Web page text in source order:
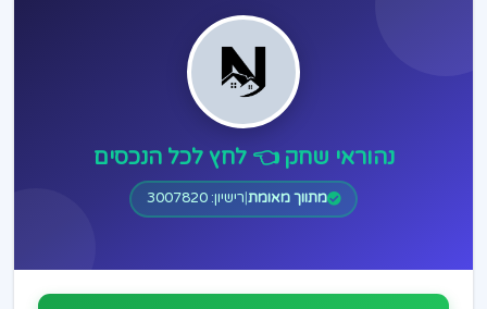
נהוראי שחק 👈 לחץ לכל הנכסים
מתווך מאומת רישיון: 3007820